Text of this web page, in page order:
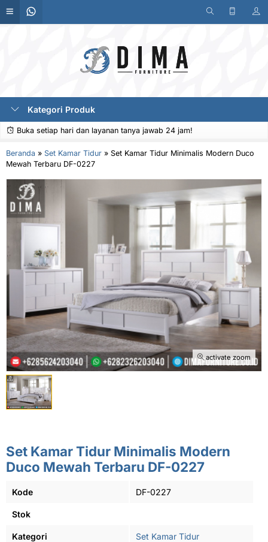
Kategori Produk
Buka setiap hari dan layanan tanya jawab 24 jam!
Beranda » Set Kamar Tidur » Set Kamar Tidur Minimalis Modern Duco
Mewah Terbaru DF-0227
activate zoom
Set Kamar Tidur Minimalis Modern
Duco Mewah Terbaru DF-0227
Kode DF-0227
Stok
Kategori Set Kamar Tidur